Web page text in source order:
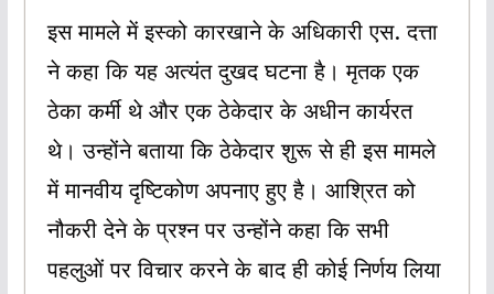
इस मामले में इस्को कारखाने के अधिकारी एस. दत्ता
ने कहा कि यह अत्यंत दुखद घटना है। मृतक एक
ठेका कर्मी थे और एक ठेकेदार के अधीन कार्यरत
थे। उन्होंने बताया कि ठेकेदार शुरू से ही इस मामले
में मानवीय दृष्टिकोण अपनाए हुए है। आश्रित को
नौकरी देने के प्रश्न पर उन्होंने कहा कि सभी
पहलुओं पर विचार करने के बाद ही कोई निर्णय लिया